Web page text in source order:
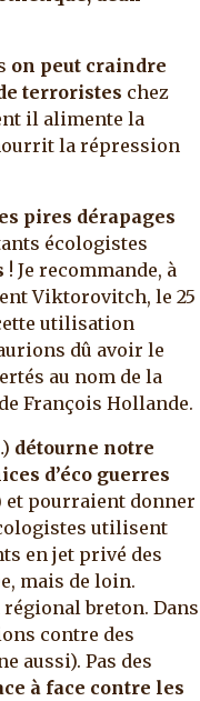
on peut craindre
terroristes chez
il alimente la
la répression
pires dérapages
écologistes
! Je recommande, à
Viktorovitch, le 25
utilisation
dû avoir le
au nom de la
François Hollande.
détourne notre
d’éco guerres
et pourraient donner
utilisent
en jet privé des
mais de loin.
breton. Dans
contre des
aussi). Pas des
à face contre les